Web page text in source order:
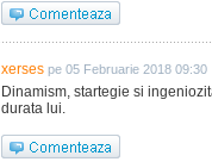
xerses pe 05 Februarie 2018 09:30
Dinamism, startegie si
durata lui.